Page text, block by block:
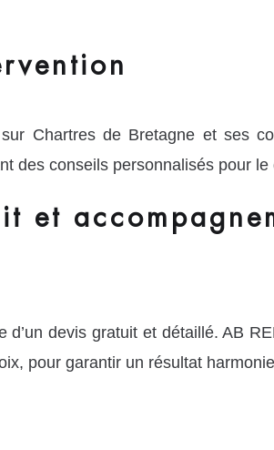
Chartres de Bretagne et ses
des conseils personnalisés pour
et
d’un devis gratuit et détaillé. AB
pour garantir un résultat